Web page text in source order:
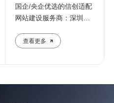
国企/央企优选的信创适配
网站建设服务商：深圳定
查看更多